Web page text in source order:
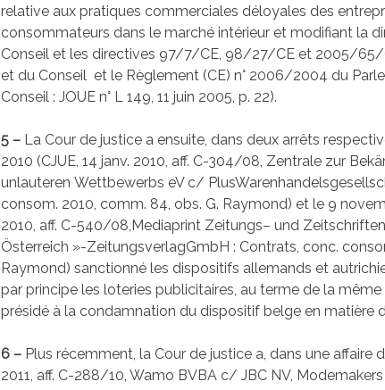
relative aux pratiques commerciales déloyales des
consommateurs dans le marché intérieur et modifiant la
Conseil et les directives 97/7/CE, 98/27/CE et 2005/65/
et du Conseil et le Règlement (CE) n° 2006/2004 du
Conseil : JOUE n° L 149, 11 juin 2005, p. 22).
5 – La Cour de justice a ensuite, dans deux arrêts
2010 (CJUE, 14 janv. 2010, aff. C-304/08, Zentrale zur
unlauteren Wettbewerbs eV c/
consom. 2010, comm. 84, obs. G. Raymond) et le 9
2010, aff. C-540/08,Mediaprint Zeitungs– und
Österreich »-ZeitungsverlagGmbH : Contrats, conc.
Raymond) sanctionné les dispositifs allemands et
par principe les loteries publicitaires, au terme de la
présidé à la condamnation du dispositif belge en matière
6 – Plus récemment, la Cour de justice a, dans une affaire
2011, aff. C-288/10, Wamo BVBA c/ JBC NV,